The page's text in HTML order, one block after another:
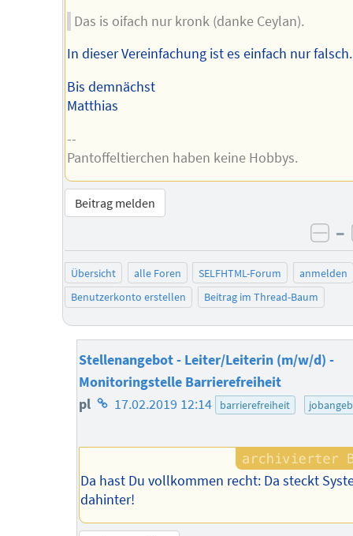
Das is oifach nur kronk (danke Ceylan).
In dieser Vereinfachung ist es einfach nur falsch.
Bis demnächst
Matthias
--
Pantoffeltierchen haben keine Hobbys.
Beitrag melden
–
Übersicht alle Foren SELFHTML-Forum
anmelden
Benutzerkonto erstellen
Beitrag im Thread-Baum
Stellenangebot - Leiter/Leiterin (m/w/d) -
Monitoringstelle Barrierefreiheit
pl Homepage
Autors
17.02.2019 12:14 barrierefreiheit
Da hast Du vollkommen recht: Da steckt
dahinter!